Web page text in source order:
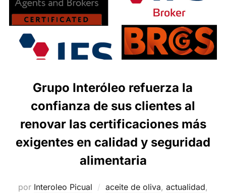
Grupo Interóleo refuerza la
confianza de sus clientes al
renovar las certificaciones más
exigentes en calidad y seguridad
alimentaria
por Interoleo Picual aceite de oliva, actualidad,